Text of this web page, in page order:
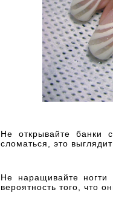
Не открывайте банки
сломаться, это
Не наращивайте ногти
вероятность того, что